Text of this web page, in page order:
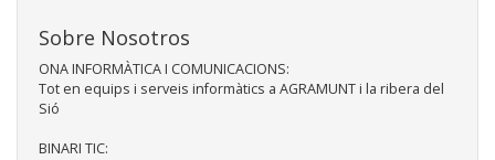
Sobre Nosotros
ONA INFORMÀTICA I COMUNICACIONS:
Tot en equips i serveis informàtics a AGRAMUNT i la ribera del
Sió
BINARI TIC: